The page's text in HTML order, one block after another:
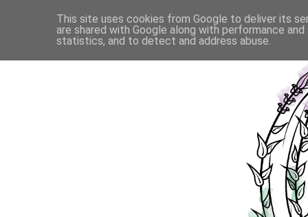
This site uses cookies from Google to deliver its
are shared with Google along with performance
statistics, and to detect and address abuse.